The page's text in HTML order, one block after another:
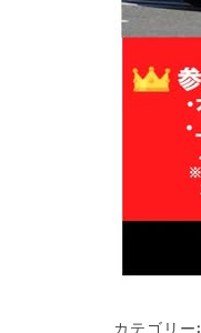
カテゴリー: